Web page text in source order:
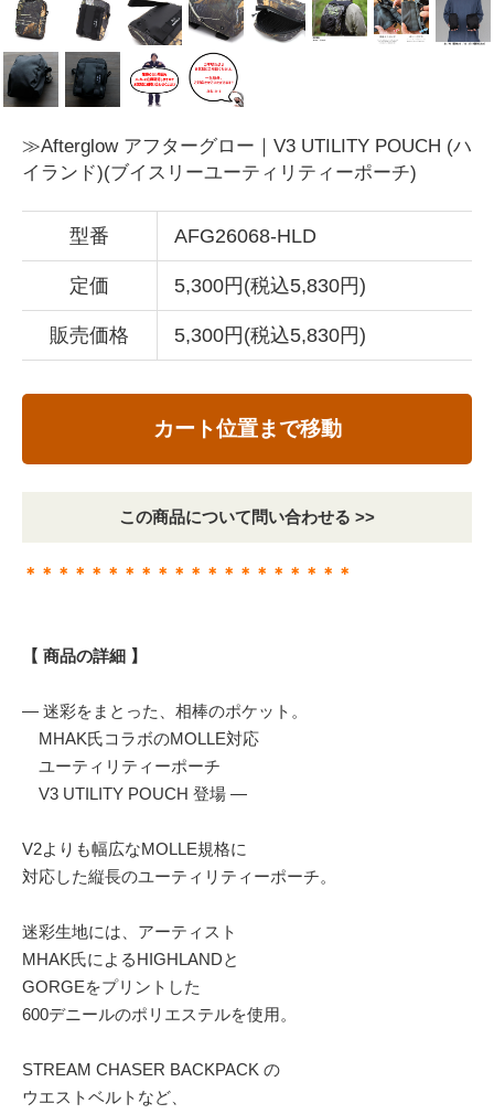
≫Afterglow アフターグロー｜V3 UTILITY POUCH (ハ
イランド)(ブイスリーユーティリティーポーチ)
型番 AFG26068-HLD
定価 5,300円(税込5,830円)
販売価格 5,300円(税込5,830円)
カート位置まで移動
この商品について問い合わせる >>
＊＊＊＊＊＊＊＊＊＊＊＊＊＊＊＊＊＊＊＊
【 商品の詳細 】
— 迷彩をまとった、相棒のポケット。
MHAK氏コラボのMOLLE対応
ユーティリティーポーチ
V3 UTILITY POUCH 登場 —
V2よりも幅広なMOLLE規格に
対応した縦長のユーティリティーポーチ。
迷彩生地には、アーティスト
MHAK氏によるHIGHLANDと
GORGEをプリントした
600デニールのポリエステルを使用。
STREAM CHASER BACKPACK の
ウエストベルトなど、